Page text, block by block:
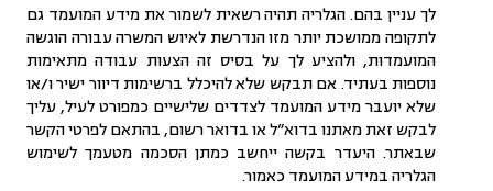
לך עניין בהם. הגלריה תהיה רשאית לשמור את מידע המועמד גם
לתקופה ממושכת יותר מזו הנדרשת לאיוש המשרה עבורה הוגשה
המועמדות, ולהציע לך על בסיס זה הצעות עבודה מתאימות
נוספות בעתיד. אם תבקש שלא להיכלל ברשימות דיוור ישיר ו/או
שלא יועבר מידע המועמד לצדדים שלישיים כמפורט לעיל, עליך
לבקש זאת מאתנו בדוא”ל או בדואר רשום, בהתאם לפרטי הקשר
שבאתר. היעדר בקשה ייחשב כמתן הסכמה מטעמך לשימוש
הגלריה במידע המועמד כאמור.